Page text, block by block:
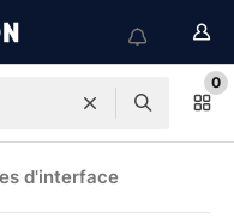
0
d'interface